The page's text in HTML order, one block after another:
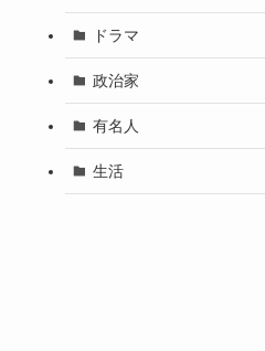
ドラマ
政治家
有名人
生活